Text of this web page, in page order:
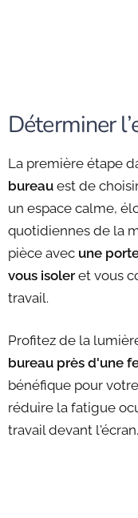
Déterminer
La première étape
bureau est de
un espace calme,
quotidiennes de la
pièce avec une
vous isoleret vous
travail.
Profitez de la
bureau près d'une
bénéfique pour
réduire la fatigue
travail devant l'écran.